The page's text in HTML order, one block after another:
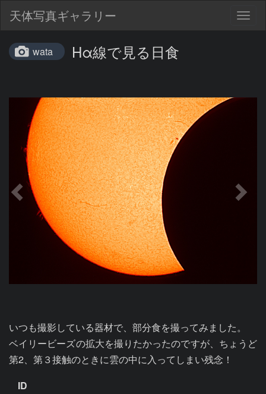
天体写真ギャラリー
wata Hα線で見る日食
いつも撮影している器材で、部分食を撮ってみました。
ベイリービーズの拡大を撮りたかったのですが、ちょうど
第2、第３接触のときに雲の中に入ってしまい残念！
ID